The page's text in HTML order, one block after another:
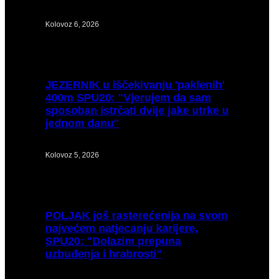
Kolovoz 6, 2026
JEZERNIK u iščekivanju 'paklenih'
400m SPU20: "Vjerujem da sam
sposoban istrčati dvije jake utrke u
jednom danu"
Kolovoz 5, 2026
POLJAK još rasterećenija na svom
najvećem natjecanju karijere,
SPU20: "Dolazim prepuna
uzbuđenja i hrabrosti"